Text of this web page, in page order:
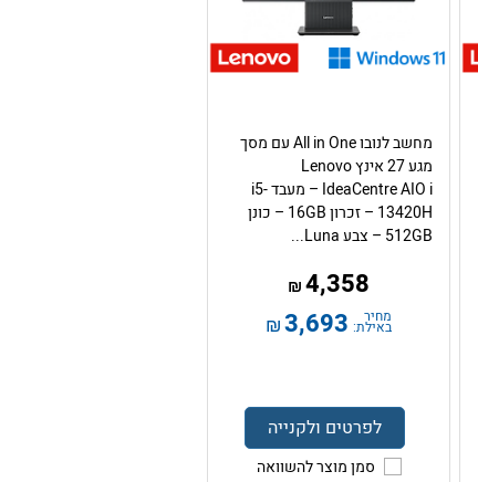
מחשב לנובו All in One עם מסך
מגע 27 אינץ Lenovo
IdeaCentre AIO i – מעבד i5-
13420H – זכרון 16GB – כונן
512GB – צבע Luna...
4,358
₪
מחיר
באילת: 3,693
₪
לפרטים ולקנייה
סמן מוצר להשוואה